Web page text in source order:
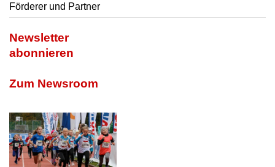
Förderer und Partner
Newsletter
abonnieren
Zum Newsroom